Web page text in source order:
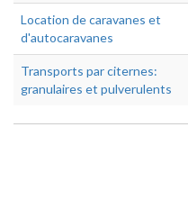
Location de caravanes et
d'autocaravanes
Transports par citernes:
granulaires et pulverulents